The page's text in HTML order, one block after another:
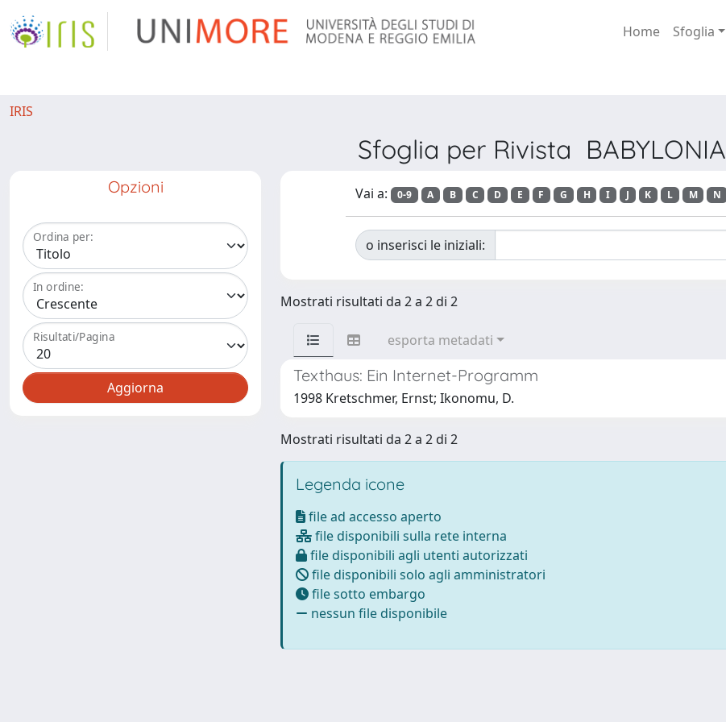
Home Sfoglia
IRIS
Sfoglia per Rivista BABYLONIA
Opzioni
Ordina per:
In ordine:
Risultati/Pagina
Vai a: 0-9 A B C D E F G H I J K L M N
o inserisci le iniziali:
Mostrati risultati da 2 a 2 di 2
esporta metadati
Texthaus: Ein Internet-Programm
1998 Kretschmer, Ernst; Ikonomu, D.
Mostrati risultati da 2 a 2 di 2
Legenda icone
file ad accesso aperto
file disponibili sulla rete interna
file disponibili agli utenti autorizzati
file disponibili solo agli amministratori
file sotto embargo
nessun file disponibile